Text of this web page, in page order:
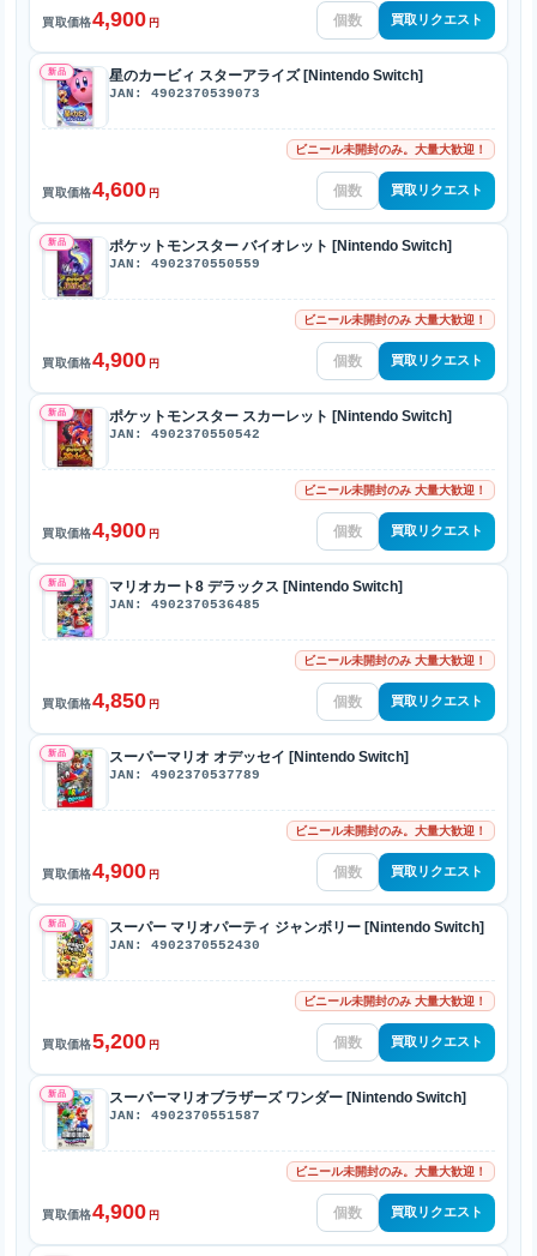
買取価格4,900 円 買取リクエスト
新品 星のカービィ スターアライズ [Nintendo Switch]
JAN: 4902370539073
ビニール未開封のみ。大量大歓迎！
買取価格4,600 円 買取リクエスト
新品 ポケットモンスター バイオレット [Nintendo Switch]
JAN: 4902370550559
ビニール未開封のみ 大量大歓迎！
買取価格4,900 円 買取リクエスト
新品 ポケットモンスター スカーレット [Nintendo Switch]
JAN: 4902370550542
ビニール未開封のみ 大量大歓迎！
買取価格4,900 円 買取リクエスト
新品 マリオカート8 デラックス [Nintendo Switch]
JAN: 4902370536485
ビニール未開封のみ 大量大歓迎！
買取価格4,850 円 買取リクエスト
新品 スーパーマリオ オデッセイ [Nintendo Switch]
JAN: 4902370537789
ビニール未開封のみ。大量大歓迎！
買取価格4,900 円 買取リクエスト
新品 スーパー マリオパーティ ジャンボリー [Nintendo Switch]
JAN: 4902370552430
ビニール未開封のみ 大量大歓迎！
買取価格5,200 円 買取リクエスト
新品 スーパーマリオブラザーズ ワンダー [Nintendo Switch]
JAN: 4902370551587
ビニール未開封のみ。大量大歓迎！
買取価格4,900 円 買取リクエスト